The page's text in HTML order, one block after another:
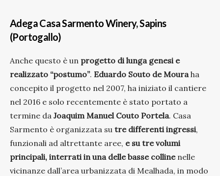
Adega Casa Sarmento Winery, Sapins
(Portogallo)
Anche questo è un progetto di lunga genesi e
realizzato “postumo”. Eduardo Souto de Moura ha
concepito il progetto nel 2007, ha iniziato il cantiere
nel 2016 e solo recentemente è stato portato a
termine da Joaquim Manuel Couto Portela. Casa
Sarmento è organizzata su tre differenti ingressi,
funzionali ad altrettante aree, e su tre volumi
principali, interrati in una delle basse collinenelle
vicinanze dall’area urbanizzata di Mealhada, in modo